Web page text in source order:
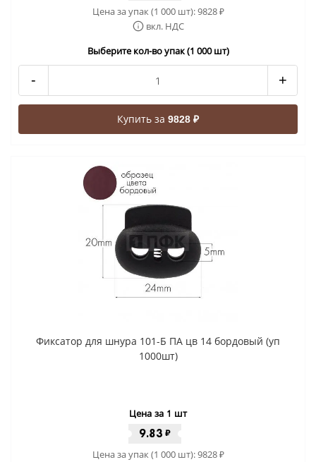
Цена за упак (1 000 шт):9828₽
вкл. НДС
Выберите кол-во упак (1 000 шт)
- +
Купить за 9828 ₽
Фиксатор для шнура 101-Б ПА цв 14 бордовый (уп
1000шт)
Цена за 1 шт
9.83 ₽
Цена за упак (1 000 шт):9828₽